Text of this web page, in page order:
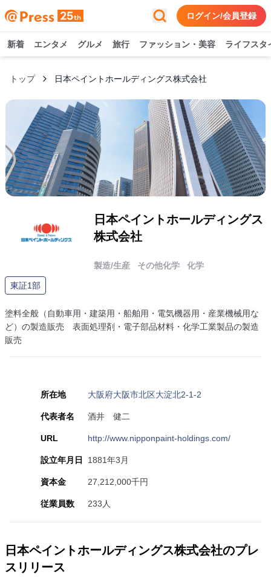
ログイン/会員登録
新着 エンタメ グルメ 旅行 ファッション・美容 ライフスタ
トップ 日本ペイントホールディングス株式会社
日本ペイントホールディングス
株式会社
製造/生産 その他化学 化学
東証1部
塗料全般（自動車用・建築用・船舶用・電気機器用・産業機械用な
ど）の製造販売 表面処理剤・電子部品材料・化学工業製品の製造
販売
所在地 大阪府大阪市北区大淀北2-1-2
代表者名 酒井 健二
URL http://www.nipponpaint-holdings.com/
設立年月日 1881年3月
資本金 27,212,000千円
従業員数 233人
日本ペイントホールディングス株式会社のプレ
スリリース